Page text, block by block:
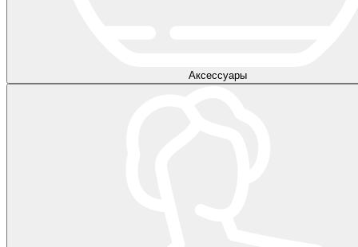
Аксессуары